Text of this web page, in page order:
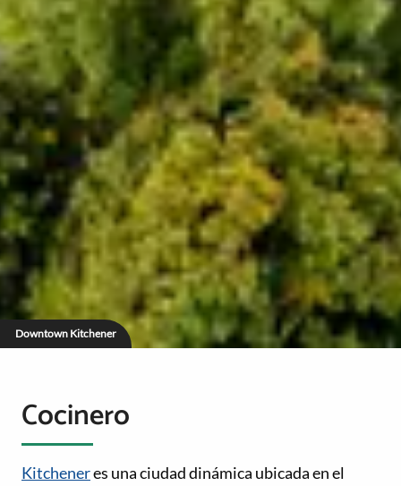
Downtown Kitchener
Cocinero
Kitcheneres una ciudad dinámica ubicada en el